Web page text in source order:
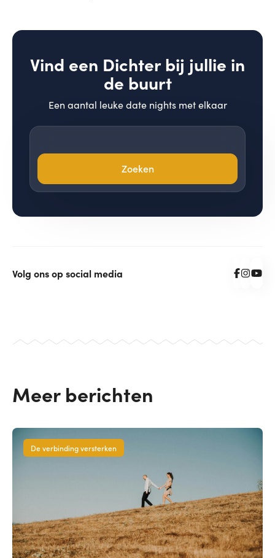
Vind een Dichter bij jullie in
de buurt
Een aantal leuke date nights met elkaar
Zoeken
Volg ons op social media
Meer berichten
De verbinding versterken